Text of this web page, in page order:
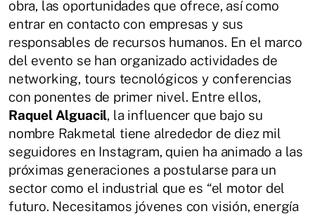
obra, las oportunidades que ofrece, así como
entrar en contacto con empresas y sus
responsables de recursos humanos. En el marco
del evento se han organizado actividades de
networking, tours tecnológicos y conferencias
con ponentes de primer nivel. Entre ellos,
Raquel Alguacil, la influencer que bajo su
nombre Rakmetal tiene alrededor de diez mil
seguidores en Instagram, quien ha animado a las
próximas generaciones a postularse para un
sector como el industrial que es “el motor del
futuro. Necesitamos jóvenes con visión, energía